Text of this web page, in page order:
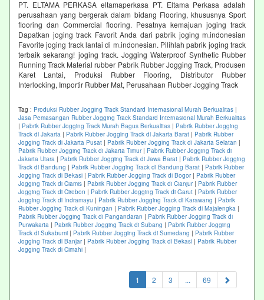
PT. ELTAMA PERKASA eltamaperkasa PT. Eltama Perkasa adalah
perusahaan yang bergerak dalam bidang Flooring, khususnya Sport
flooring dan Commercial flooring. Pesatnya kemajuan joging track
Dapatkan joging track Favorit Anda dari pabrik joging m.indonesian
Favorite joging track lantai di m.indonesian. Pilihlah pabrik joging track
terbaik sekarang! joging track. Jogging Waterproof Synthetic Rubber
Running Track Material rubber Pabrik Rubber Jogging Track, Produsen
Karet Lantai, Produksi Rubber Flooring, Distributor Rubber
Interlocking, Importir Rubber Mat, Perusahaan Rubber Jogging Track
Tag : Produksi Rubber Jogging Track Standard Internasional Murah Berkualitas |
Jasa Pemasangan Rubber Jogging Track Standard Internasional Murah Berkualitas
| Pabrik Rubber Jogging Track Murah Bagus Berkualitas | Pabrik Rubber Jogging
Track di Jakarta | Pabrik Rubber Jogging Track di Jakarta Barat | Pabrik Rubber
Jogging Track di Jakarta Pusat | Pabrik Rubber Jogging Track di Jakarta Selatan |
Pabrik Rubber Jogging Track di Jakarta Timur| Pabrik Rubber Jogging Track di
Jakarta Utara | Pabrik Rubber Jogging Track di Jawa Barat | Pabrik Rubber Jogging
Track di Bandung | Pabrik Rubber Jogging Track di Bandung Barat | Pabrik Rubber
Jogging Track di Bekasi | Pabrik Rubber Jogging Track di Bogor| Pabrik Rubber
Jogging Track di Ciamis | Pabrik Rubber Jogging Track di Cianjur| Pabrik Rubber
Jogging Track di Cirebon | Pabrik Rubber Jogging Track di Garut | Pabrik Rubber
Jogging Track di Indramayu | Pabrik Rubber Jogging Track di Karawang | Pabrik
Rubber Jogging Track di Kuningan | Pabrik Rubber Jogging Track di Majalengka |
Pabrik Rubber Jogging Track di Pangandaran | Pabrik Rubber Jogging Track di
Purwakarta | Pabrik Rubber Jogging Track di Subang | Pabrik Rubber Jogging
Track di Sukabumi | Pabrik Rubber Jogging Track di Sumedang | Pabrik Rubber
Jogging Track di Banjar| Pabrik Rubber Jogging Track di Bekasi | Pabrik Rubber
Jogging Track di Cimahi |
1 (current)
2 3 ... 69